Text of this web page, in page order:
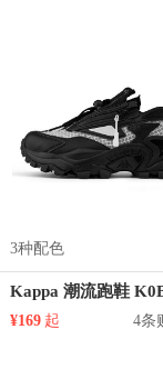
3种配色
¥169 起 4条